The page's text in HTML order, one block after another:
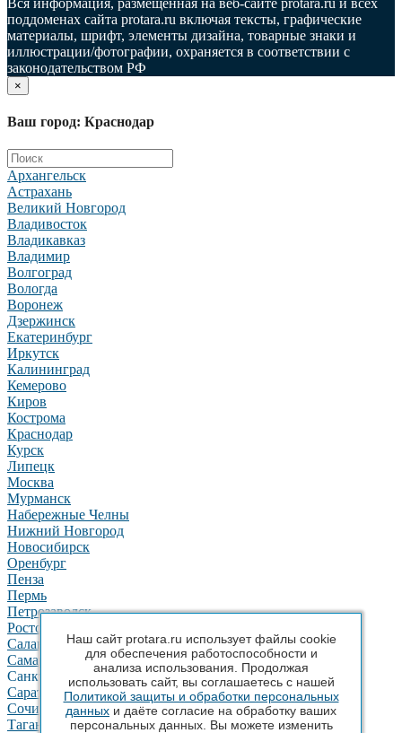
поддоменах сайта protara.ru включая тексты, графические
материалы, шрифт, элементы дизайна, товарные знаки и
иллюстрации/фотографии, охраняется в соответствии с
законодательством РФ
Наш сайт protara.ru использует файлы cookie
для обеспечения работоспособности и
анализа использования. Продолжая
использовать сайт, вы соглашаетесь с нашей
Политикой защиты и обработки персональных
данных и даёте согласие на обработку ваших
персональных данных. Вы можете изменить
×
Ваш город: Краснодар
Архангельск
Астрахань
Великий Новгород
Владивосток
Владикавказ
Владимир
Волгоград
Вологда
Воронеж
Дзержинск
Екатеринбург
Иркутск
Калининград
Кемерово
Киров
Кострома
Краснодар
Курск
Липецк
Москва
Мурманск
Набережные Челны
Нижний Новгород
Новосибирск
Оренбург
Пенза
Пермь
Петрозаводск
Ростов-на-Дону
Салават
Самара
Санкт-Петербург
Саратов
Сочи
Таганрог